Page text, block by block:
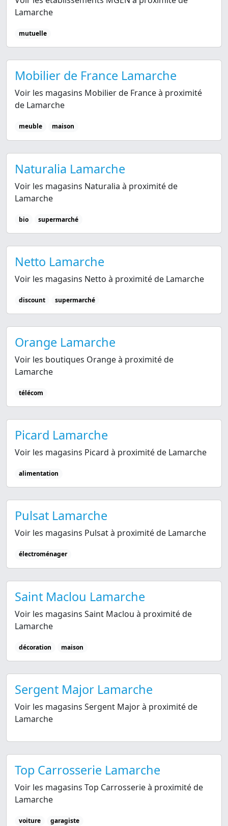
Lamarche
mutuelle
Mobilier de France Lamarche
Voir les magasins Mobilier de France à proximité
de Lamarche
meuble maison
Naturalia Lamarche
Voir les magasins Naturalia à proximité de
Lamarche
bio supermarché
Netto Lamarche
Voir les magasins Netto à proximité de Lamarche
discount supermarché
Orange Lamarche
Voir les boutiques Orange à proximité de
Lamarche
télécom
Picard Lamarche
Voir les magasins Picard à proximité de Lamarche
alimentation
Pulsat Lamarche
Voir les magasins Pulsat à proximité de Lamarche
électroménager
Saint Maclou Lamarche
Voir les magasins Saint Maclou à proximité de
Lamarche
décoration maison
Sergent Major Lamarche
Voir les magasins Sergent Major à proximité de
Lamarche
Top Carrosserie Lamarche
Voir les magasins Top Carrosserie à proximité de
Lamarche
voiture garagiste